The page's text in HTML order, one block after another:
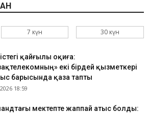
7 күн 30 күн
қайғылы оқиға:
екі бірдей қызметкері
барысында қаза тапты
18:59
мектепте жаппай атыс болды: